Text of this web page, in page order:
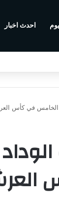
احدث اخبار
الخامس في كأس